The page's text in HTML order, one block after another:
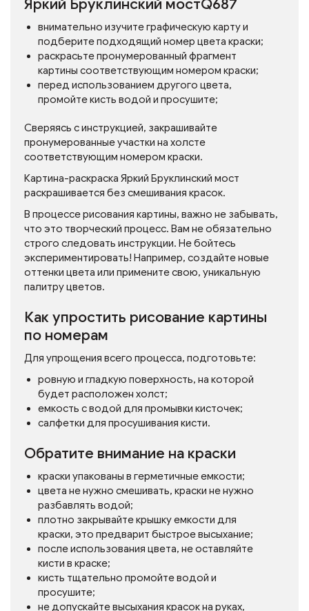
Яркий Бруклинский мостQ687
внимательно изучите графическую карту и
подберите подходящий номер цвета краски;
раскрасьте пронумерованный фрагмент
картины соответствующим номером краски;
перед использованием другого цвета,
промойте кисть водой и просушите;
Сверяясь с инструкцией, закрашивайте
пронумерованные участки на холсте
соответствующим номером краски.
Картина-раскраска Яркий Бруклинский мост
раскрашивается без смешивания красок.
В процессе рисования картины, важно не забывать,
что это творческий процесс. Вам не обязательно
строго следовать инструкции. Не бойтесь
экспериментировать! Например, создайте новые
оттенки цвета или примените свою, уникальную
палитру цветов.
Как упростить рисование картины
по номерам
Для упрощения всего процесса, подготовьте:
ровную и гладкую поверхность, на которой
будет расположен холст;
емкость с водой для промывки кисточек;
салфетки для просушивания кисти.
Обратите внимание на краски
краски упакованы в герметичные емкости;
цвета не нужно смешивать, краски не нужно
разбавлять водой;
плотно закрывайте крышку емкости для
краски, это предварит быстрое высыхание;
после использования цвета, не оставляйте
кисти в краске;
кисть тщательно промойте водой и
просушите;
не допускайте высыхания красок на руках,